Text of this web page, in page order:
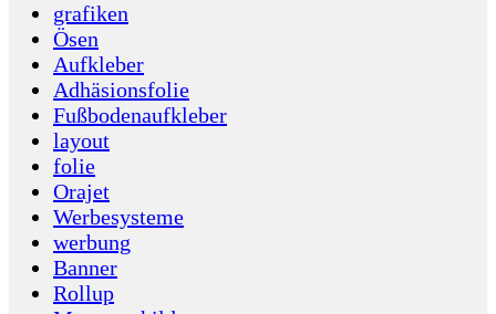
grafiken
Ösen
Aufkleber
Adhäsionsfolie
Fußbodenaufkleber
layout
folie
Orajet
Werbesysteme
werbung
Banner
Rollup